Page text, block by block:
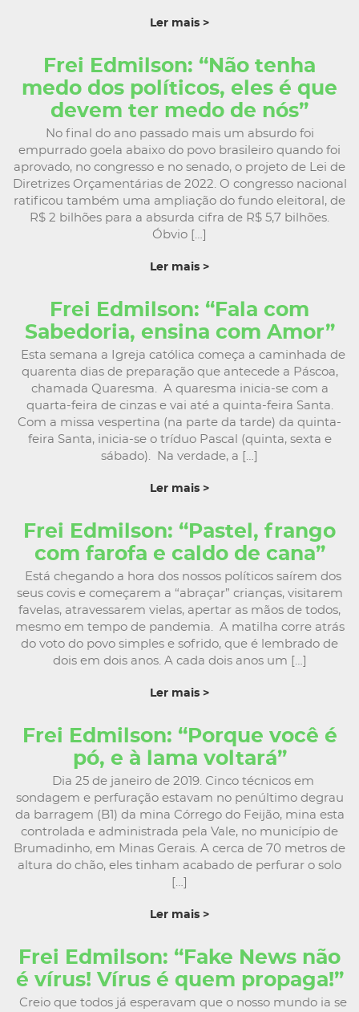
Ler mais >
Frei Edmilson: “Não tenha
medo dos políticos, eles é que
devem ter medo de nós”
No final do ano passado mais um absurdo foi
empurrado goela abaixo do povo brasileiro quando foi
aprovado, no congresso e no senado, o projeto de Lei de
Diretrizes Orçamentárias de 2022. O congresso nacional
ratificou também uma ampliação do fundo eleitoral, de
R$ 2 bilhões para a absurda cifra de R$ 5,7 bilhões.
Óbvio […]
Ler mais >
Frei Edmilson: “Fala com
Sabedoria, ensina com Amor”
Esta semana a Igreja católica começa a caminhada de
quarenta dias de preparação que antecede a Páscoa,
chamada Quaresma. A quaresma inicia-se com a
quarta-feira de cinzas e vai até a quinta-feira Santa.
Com a missa vespertina (na parte da tarde) da quinta-
feira Santa, inicia-se o tríduo Pascal (quinta, sexta e
sábado). Na verdade, a […]
Ler mais >
Frei Edmilson: “Pastel, frango
com farofa e caldo de cana”
Está chegando a hora dos nossos políticos saírem dos
seus covis e começarem a “abraçar” crianças, visitarem
favelas, atravessarem vielas, apertar as mãos de todos,
mesmo em tempo de pandemia. A matilha corre atrás
do voto do povo simples e sofrido, que é lembrado de
dois em dois anos. A cada dois anos um […]
Ler mais >
Frei Edmilson: “Porque você é
pó, e à lama voltará”
Dia 25 de janeiro de 2019. Cinco técnicos em
sondagem e perfuração estavam no penúltimo degrau
da barragem (B1) da mina Córrego do Feijão, mina esta
controlada e administrada pela Vale, no município de
Brumadinho, em Minas Gerais. A cerca de 70 metros de
altura do chão, eles tinham acabado de perfurar o solo
[…]
Ler mais >
Frei Edmilson: “Fake News não
é vírus! Vírus é quem propaga!”
Creio que todos já esperavam que o nosso mundo ia se